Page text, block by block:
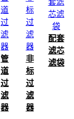
管
道
过
滤
器
非
标
过
滤
器
配套
滤芯
滤袋